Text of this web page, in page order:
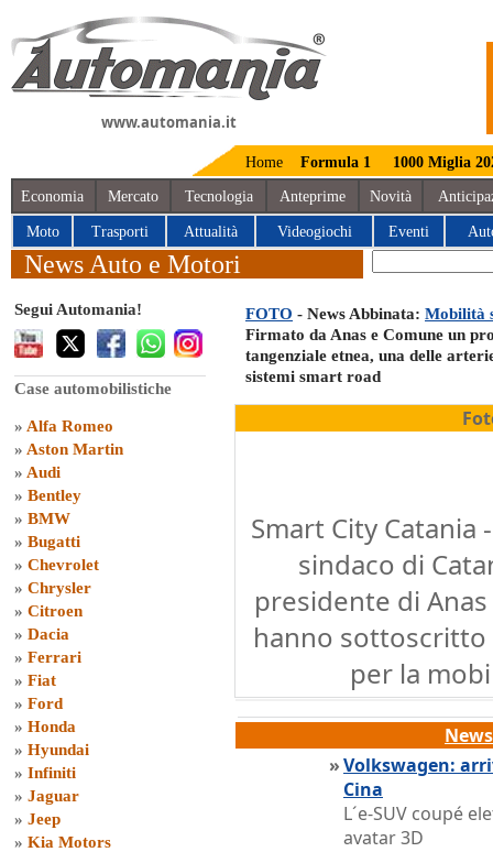
www.automania.it
Home Formula 1 1000 Miglia
Economia Mercato Tecnologia Anteprime Novità
Moto Trasporti Attualità Videogiochi Eventi
News Auto e Motori
Segui Automania!
Case automobilistiche
» Alfa Romeo
» Aston Martin
» Audi
» Bentley
» BMW
» Bugatti
» Chevrolet
» Chrysler
» Citroen
» Dacia
» Ferrari
» Fiat
» Ford
» Honda
» Hyundai
» Infiniti
» Jaguar
» Jeep
» Kia Motors
FOTO - News Abbinata: Mobilità
Firmato da Anas e Comune un
tangenziale etnea, una delle
sistemi smart road
Smart City Catania
sindaco di
presidente di
hanno sottoscritto
per la
»Volkswagen:
Cina
L´e-SUV coupé
avatar 3D